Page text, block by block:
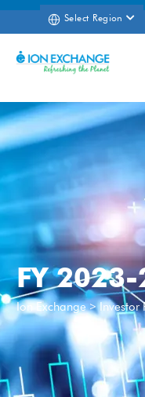
Select Region
FY
Ion Exchange>Investor